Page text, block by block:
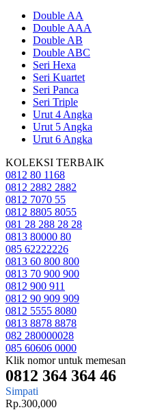
Double AA
Double AAA
Double AB
Double ABC
Seri Hexa
Seri Kuartet
Seri Panca
Seri Triple
Urut 4 Angka
Urut 5 Angka
Urut 6 Angka
KOLEKSI TERBAIK
0812 80 1168
0812 2882 2882
0812 7070 55
0812 8805 8055
081 28 288 28 28
0813 80000 80
085 62222226
0813 60 800 800
0813 70 900 900
0812 900 911
0812 90 909 909
0812 5555 8080
0813 8878 8878
082 280000028
085 60606 0000
Klik nomor untuk memesan
0812 364 364 46
Simpati
Rp.300,000